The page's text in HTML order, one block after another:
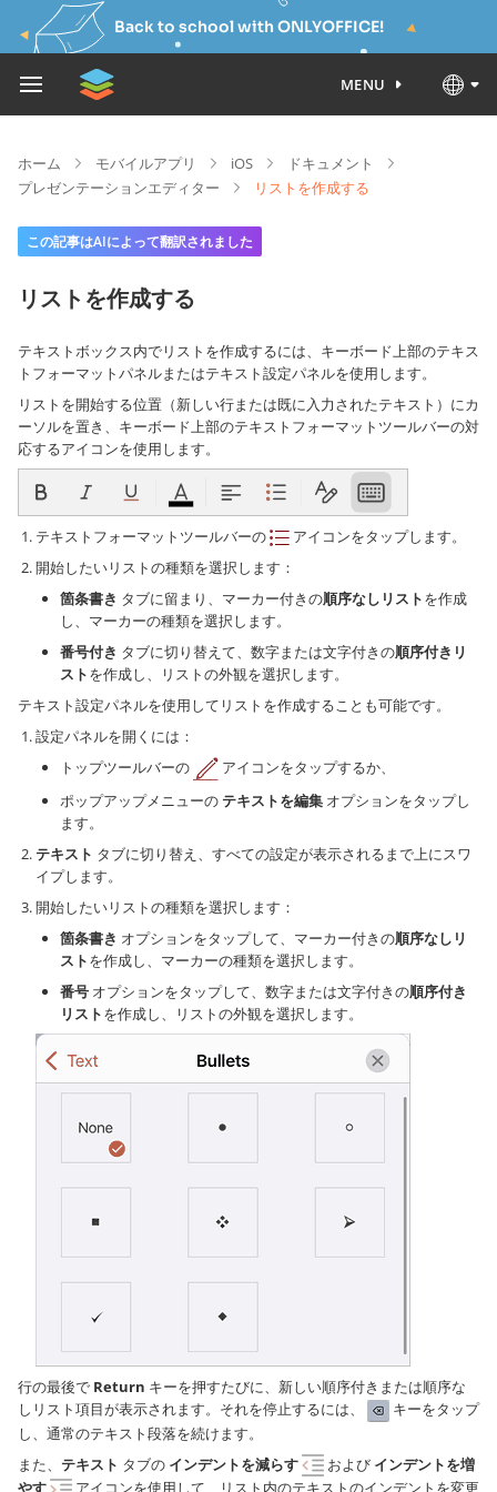
Back to school with ONLYOFFICE!
MENU
ホーム モバイルアプリ iOS
ドキュメント
プレゼンテーションエディター
リストを作成する
この記事はAIによって翻訳されました
リストを作成する
テキストボックス内でリストを作成するには、キーボード上部のテキス
トフォーマットパネルまたはテキスト設定パネルを使用します。
リストを開始する位置（新しい行または既に入力されたテキスト）にカ
ーソルを置き、キーボード上部のテキストフォーマットツールバーの対
応するアイコンを使用します。
テキストフォーマットツールバーの
アイコンをタップします。
開始したいリストの種類を選択します：
箇条書き タブに留まり、マーカー付きの順序なしリストを作成
し、マーカーの種類を選択します。
番号付き タブに切り替えて、数字または文字付きの順序付きリ
ストを作成し、リストの外観を選択します。
テキスト設定パネルを使用してリストを作成することも可能です。
設定パネルを開くには：
トップツールバーの
アイコンをタップするか、
ポップアップメニューの テキストを編集 オプションをタップし
ます。
テキスト タブに切り替え、すべての設定が表示されるまで上にスワ
イプします。
開始したいリストの種類を選択します：
箇条書き オプションをタップして、マーカー付きの順序なしリ
ストを作成し、マーカーの種類を選択します。
番号 オプションをタップして、数字または文字付きの順序付き
リストを作成し、リストの外観を選択します。
行の最後で Return キーを押すたびに、新しい順序付きまたは順序な
しリスト項目が表示されます。それを停止するには、
キーをタップ
し、通常のテキスト段落を続けます。
また、 テキスト タブの インデントを減らす および インデントを増
やす
アイコンを使用して、リスト内のテキストのインデントを変更